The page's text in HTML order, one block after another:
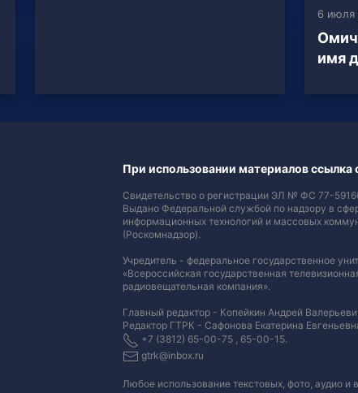
6 июля
имя
При использовании материалов ссылка
Свидетельство о регистрации ЭЛ № ФС 77-
Выдано Федеральной службой по надзору в
информационных технологий и массовых
(Роскомнадзор).
Учредитель - федеральное государственное
«Всероссийская государственная
радиовещательная компания».
Главный редактор - Копейкин Андрей
Редактор ГТРК - Сафонова Екатерина
+7 (3812) 65-00-75 , 65-00-15.
gtrk@inbox.ru
Любое использование текстовых, фото, аудио и